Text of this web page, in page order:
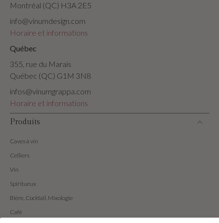
Montréal (QC) H3A 2E5
info@vinumdesign.com
Horaire et informations
Québec
355, rue du Marais
Québec (QC) G1M 3N8
infos@vinumgrappa.com
Horaire et informations
Produits
Caves à vin
Celliers
Vin
Spiritueux
Bière, Cocktail, Mixologie
Café